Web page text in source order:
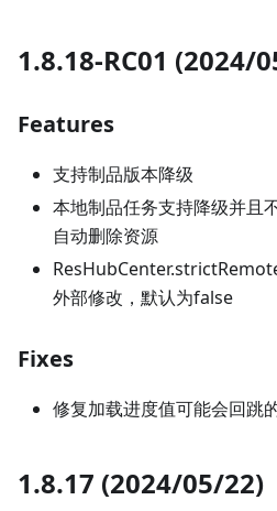
1.8.18-RC01 (2024/
Features
支持制品版本降级
本地制品任务支持降级并且
自动删除资源
外部修改，默认为false
Fixes
修复加载进度值可能会回跳
1.8.17 (2024/05/22)